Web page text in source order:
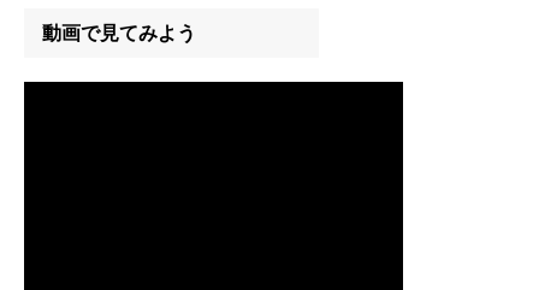
動画で見てみよう